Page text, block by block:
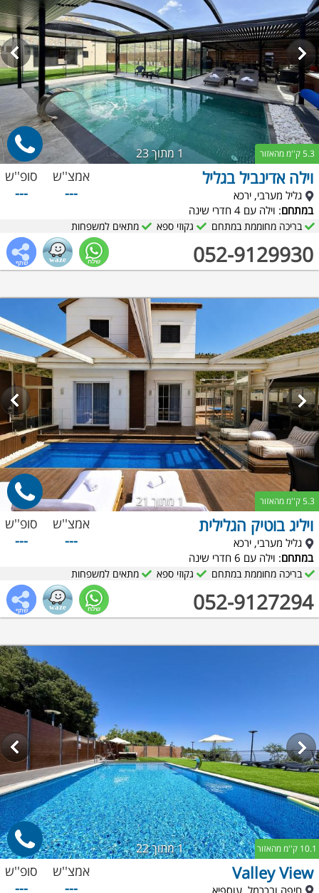
1 מתוך 23 5.3 ק''מ מהאזור
וילה אדינביל בגליל
גליל מערבי, ירכא
במתחם: וילה עם 4 חדרי שינה
052-9129930
אמצ''ש
---
סופ''ש
---
בריכה מחוממת במתחם גקוזי ספא מתאים למשפחות
1 מתוך 21 5.3 ק''מ מהאזור
ויליג בוטיק הגלילית
גליל מערבי, ירכא
במתחם: וילה עם 6 חדרי שינה
052-9127294
אמצ''ש
---
סופ''ש
---
בריכה מחוממת במתחם גקוזי ספא מתאים למשפחות
1מתוך 22 10.1 ק''מ מהאזור
Valley View
חיפה ובכרמל, עוספיא
אמצ''ש
---
סופ''ש
---